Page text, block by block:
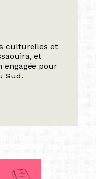
culturelles et
et
engagée pour
Sud.